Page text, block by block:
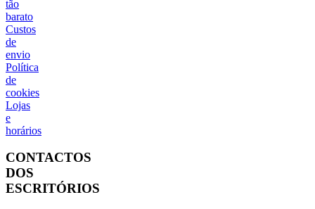
tão
barato
Custos
de
envio
Política
de
cookies
Lojas
e
horários
CONTACTOS
DOS
ESCRITÓRIOS